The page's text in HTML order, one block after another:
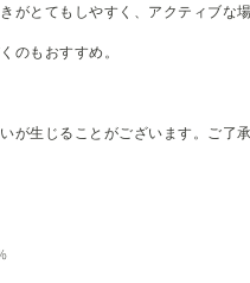
がとてもしやすく、アクティブな
のもおすすめ。
生じることがございます。ご了承